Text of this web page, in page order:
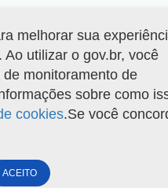
melhorar sua
utilizar o gov.br, você
monitoramento de
sobre como
cookies.Se você
ACEITO